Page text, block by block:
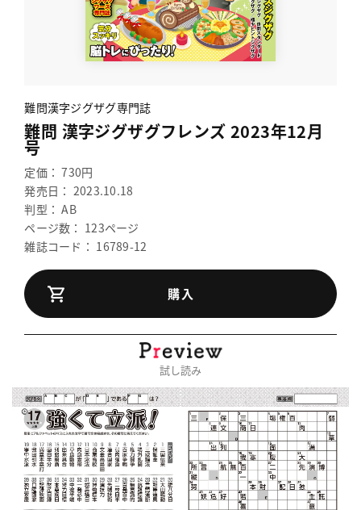
難問漢字ジグザグ専門誌
難問 漢字ジグザグフレンズ 2023年12月
号
定価： 730円
発売日： 2023.10.18
判型： AB
ページ数： 123ページ
雑誌コード： 16789-12
購入
試し読み